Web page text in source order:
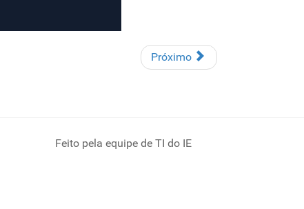
Próximo
Feito pela equipe de TI do IE